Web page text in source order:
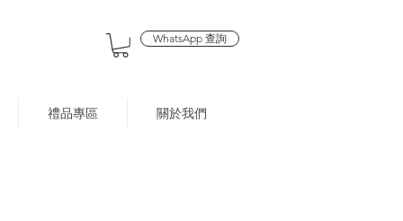
WhatsApp 查詢
禮品專區 關於我們